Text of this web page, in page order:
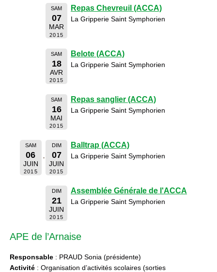
SAM
07
MAR
2015
Repas Chevreuil (ACCA)
La Gripperie Saint Symphorien
SAM
18
AVR
2015
Belote (ACCA)
La Gripperie Saint Symphorien
SAM
16
MAI
2015
Repas sanglier (ACCA)
La Gripperie Saint Symphorien
SAM
06
JUIN
2015
DIM
07
JUIN
2015
Balltrap (ACCA)
La Gripperie Saint Symphorien
DIM
21
JUIN
2015
Assemblée Générale de l'ACCA
La Gripperie Saint Symphorien
APE de l’Arnaise
Responsable : PRAUD Sonia (présidente)
Activité : Organisation d’activités scolaires (sorties